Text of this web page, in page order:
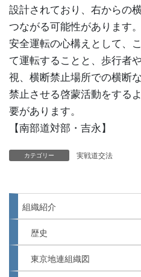
設計されており、右からの
つながる可能性があります。
安全運転の心構えとして、
て運転することと、歩行者
視、横断禁止場所での横断
禁止させる啓蒙活動をする
要があります。
【南部道対部・吉永】
カテゴリー 実戦道交法
組織紹介
歴史
東京地連組織図